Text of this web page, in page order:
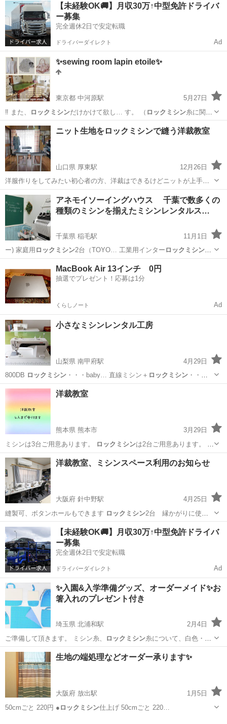
【未経験OK🚚】月収30万↑中型免許ドライバ
ー募集
完全週休2日で安定転職
ドライバーダイレクト Ad
✨sewing room lapin etoile✨
東京都 中河原駅
5月27日
‼️ また、
ロックミシン だけかけて欲し… す。 （ ロックミシン糸に関し
まして… ※裁断のみ、ロックミシン のみの方 …
東京 府中市 中河原駅
ニット生地をロックミシンで縫う洋裁教室
山口県 厚東駅
12月26日
洋服作りをしてみたい初心者の方、洋裁はできるけどニットが上手く
縫えない方、市販の服が合わない方、ニットソーイング教室で趣味を
広げませんか？ ニットソーイングとはカットソーの事です。伸縮する
生地を縫うのは難しいと思われが...
山口 宇部市 厚東駅 洋裁 ロックミシン
アネモイソーイングハウス 千葉で数多くの
種類のミシンを揃えたミシンレンタルス…
千葉県 稲毛駅
11月1日
ー) 家庭用 ロックミシン2台（TOYO… 工業用インター ロックミシン
（ペガサス） …
千葉市 稲毛駅 その他 ブラザー
MacBook Air 13インチ 0円
抽選でプレゼント！応募は1分
くらしノート Ad
小さなミシンレンタル工房
山梨県 南甲府駅
4月29日
800DB ロックミシン ・・・baby… 直線ミシン＋ ロックミシン・・・1
時間1… ,200円ロックミシン＋カバーステッ…
山梨 甲府市 南甲府駅
洋裁教室
熊本県 熊本市
3月29日
ミシンは3台ご用意あります。
ロックミシンは2台ご用意あります。 使
いなれ…
熊本 熊本市 洋裁
洋裁教室、ミシンスペース利用のお知らせ
大阪府 針中野駅
4月25日
縫製可、ボタンホールもできます ロックミシン2台 縁かがりに使用
クオリテ…
大阪 大阪市 針中野駅 洋裁 リメイク
【未経験OK🚚】月収30万↑中型免許ドライバ
ー募集
完全週休2日で安定転職
ドライバーダイレクト Ad
✨入園&入学準備グッズ、オーダーメイド✨お
箸入れのプレゼント付き
埼玉県 北浦和駅
2月4日
ご準備して頂きます。 ミシン糸、
ロックミシン糸について、白色・黒
色で宜しければ…
埼玉 さいたま市 北浦和駅 ロックミシン
生地の端処理などオーダー承ります✨
大阪府 放出駅
1月5日
50cmごと 220円 ● ロックミシン 仕上げ 50cmごと 220…